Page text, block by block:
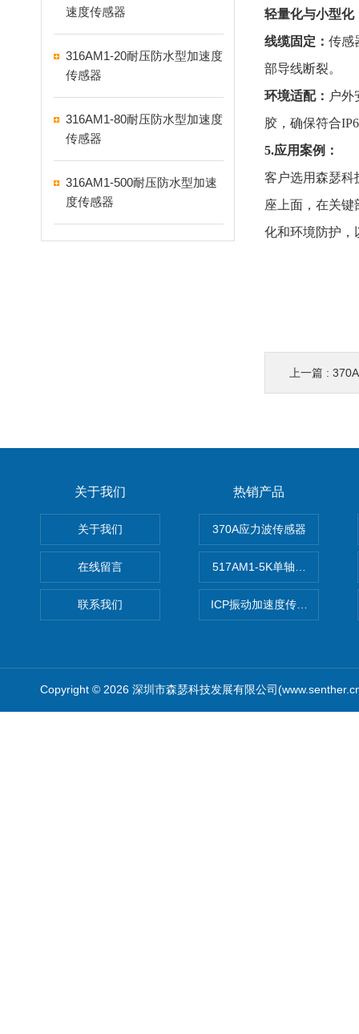
速度传感器
316AM1-20耐压防水型加速度
传感器
316AM1-80耐压防水型加速度
传感器
316AM1-500耐压防水型加速
度传感器
轻量化与小型化
线缆固定： 传感
部导线断裂。
环境适配： 户
胶，确保符合
5.应用案例：
客户选用森瑟科
座上面，在关
化和环境防护，
上一篇 :
关于我们
关于我们
在线留言
联系我们
热销产品
370A应力波传感器
517AM1-5K单轴冲击IEPE加
ICP振动加速度传感器
Copyright © 2026 深圳市森瑟科技发展有限公司